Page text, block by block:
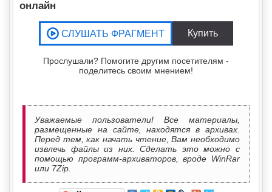
онлайн
Прослушали? Помогите другим посетителям -
поделитесь своим мнением!
Уважаемые пользователи! Все материалы,
размещенные на сайте, находятся в архивах.
Перед тем, как начать чтение, Вам необходимо
извлечь файлы из них. Сделать это можно с
помощью программ-архиваторов, вроде WinRar
или 7Zip.